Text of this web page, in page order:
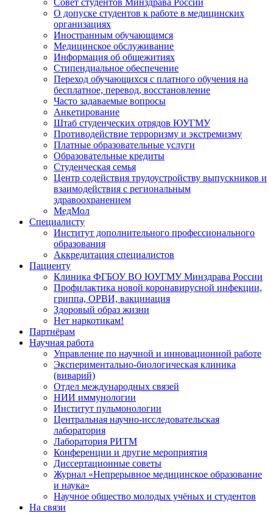
Совет студентов Минздрава России
О допуске студентов к работе в медицинских
организациях
Иностранным обучающимся
Медицинское обслуживание
Информация об общежитиях
Стипендиальное обеспечение
Переход обучающихся с платного обучения на
бесплатное, перевод, восстановление
Часто задаваемые вопросы
Анкетирование
Штаб студенческих отрядов ЮУГМУ
Противодействие терроризму и экстремизму
Платные образовательные услуги
Образовательные кредиты
Студенческая семья
Центр содействия трудоустройству выпускников и
взаимодействия с региональным
здравоохранением
МедМол
Специалисту
Институт дополнительного профессионального
образования
Аккредитация специалистов
Пациенту
Клиника ФГБОУ ВО ЮУГМУ Минздрава России
Профилактика новой коронавирусной инфекции,
гриппа, ОРВИ, вакцинация
Здоровый образ жизни
Нет наркотикам!
Партнёрам
Научная работа
Управление по научной и инновационной работе
Экспериментально-биологическая клиника
(виварий)
Отдел международных связей
НИИ иммунологии
Институт пульмонологии
Центральная научно-исследовательская
лаборатория
Лаборатория РИТМ
Конференции и другие мероприятия
Диссертационные советы
Журнал «Непрерывное медицинское образование
и наука»
Научное общество молодых учёных и студентов
На связи